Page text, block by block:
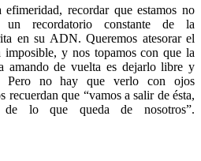
recordar que estamos no
recordatorio constante de la
en su ADN. Queremos atesorar el
imposible, y nos topamos con que la
amando de vuelta es dejarlo libre y
Pero no hay que verlo con ojos
recuerdan que “vamos a salir de ésta,
lo que queda de nosotros”.